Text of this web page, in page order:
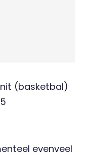
(basketbal)
evenveel